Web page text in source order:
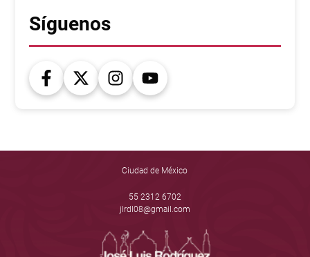
Síguenos
Ciudad de México
55 2312 6702
jlrdl08@gmail.com